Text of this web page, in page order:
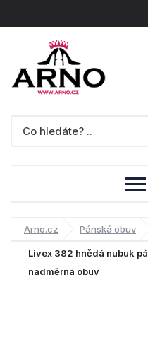
Arno.cz Pánská obuv
Livex 382 hnědá nubuk
nadměrná obuv